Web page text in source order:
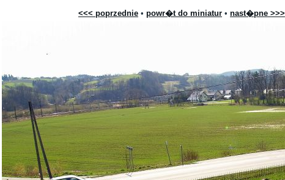
<<< poprzednie • powr�t do miniatur • nast�pne >>>